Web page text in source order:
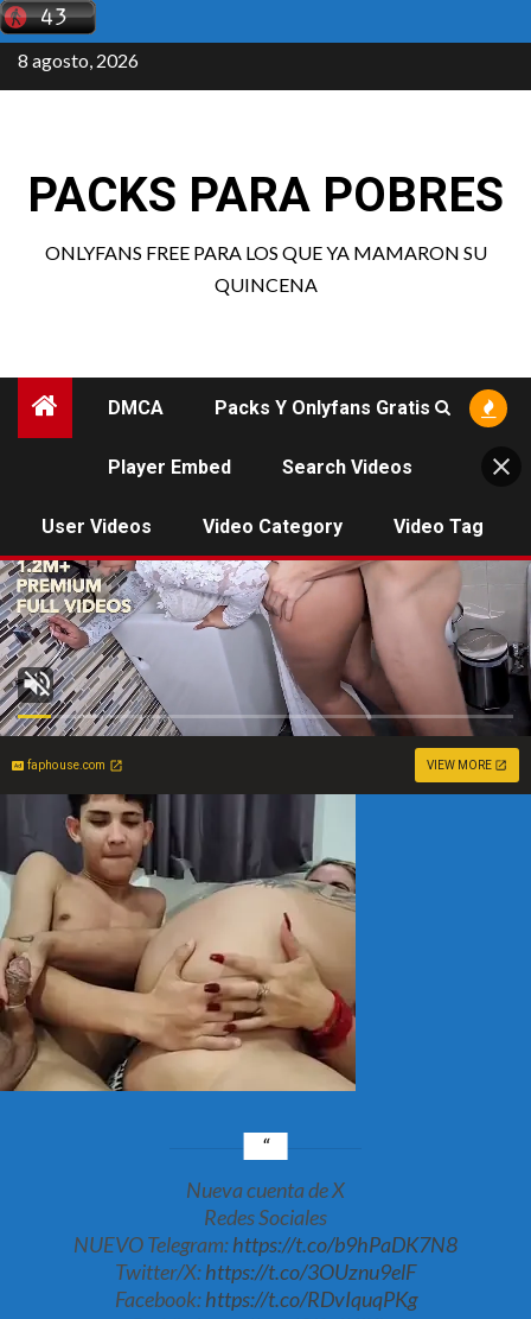
Saltar
al
contenido
8 agosto, 2026
PACKS PARA POBRES
ONLYFANS FREE PARA LOS QUE YA MAMARON SU
QUINCENA
DMCA Packs Y Onlyfans Gratis
Player Embed Search Videos
User Videos Video Category Video Tag
faphouse.com VIEW MORE
Nueva cuenta de X
Redes Sociales
NUEVO Telegram:https://t.co/b9hPaDK7N8
Twitter/X:https://t.co/3OUznu9elF
Facebook:https://t.co/RDvIquqPKg